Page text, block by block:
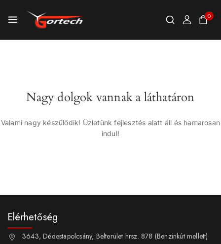
0
Nagy dolgok vannak a láthatáron
Valami nagy készülődik! Üzletünk fejlesztés alatt áll és hamarosan
indul!
Elérhetőség
3643, Dédestapolcsány, Belterület hrsz. 878 (Benzinkút mellett)